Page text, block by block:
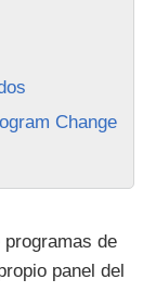
Change
de
panel del